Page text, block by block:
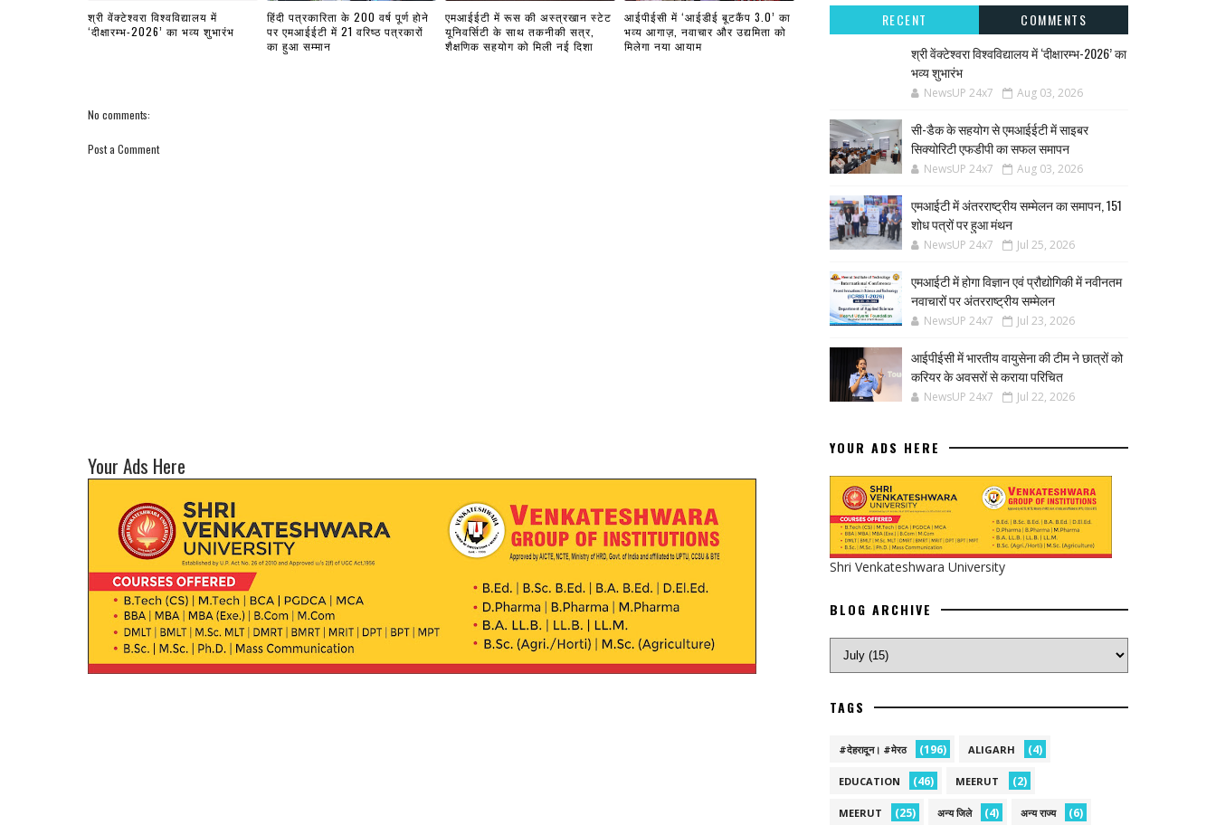
श्री वेंक्टेश्वरा विश्वविद्यालय में
‘दीक्षारम्भ-2026’ का भव्य शुभारंभ
हिंदी पत्रकारिता के 200 वर्ष पूर्ण होने
पर एमआईईटी में 21 वरिष्ठ पत्रकारों
का हुआ सम्मान
एमआईईटी में रूस की अस्त्रखान स्टेट
यूनिवर्सिटी के साथ तकनीकी सत्र,
शैक्षणिक सहयोग को मिली नई दिशा
आईपीईसी में ‘आईडीई बूटकैंप 3.0’ का
भव्य आगाज़, नवाचार और उद्यमिता को
मिलेगा नया आयाम
No comments:
Post a Comment
Your Ads Here
RECENT
COMMENTS
श्री वेंक्टेश्वरा विश्वविद्यालय में ‘दीक्षारम्भ-2026’ का
भव्य शुभारंभ
NewsUP 24x7 Aug 03, 2026
सी-डैक के सहयोग से एमआईईटी में साइबर
सिक्योरिटी एफडीपी का सफल समापन
NewsUP 24x7 Aug 03, 2026
एमआईटी में अंतरराष्ट्रीय सम्मेलन का समापन, 151
शोध पत्रों पर हुआ मंथन
NewsUP 24x7 Jul 25, 2026
एमआईटी में होगा विज्ञान एवं प्रौद्योगिकी में नवीनतम
नवाचारों पर अंतरराष्ट्रीय सम्मेलन
NewsUP 24x7 Jul 23, 2026
आईपीईसी में भारतीय वायुसेना की टीम ने छात्रों को
करियर के अवसरों से कराया परिचित
NewsUP 24x7 Jul 22, 2026
YOUR ADS HERE
Shri Venkateshwara University
BLOG ARCHIVE
TAGS
#देहरादून। #मेरठ (196) ALIGARH (4)
EDUCATION (46) MEERUT (2)
MEERUT (25) अन्य जिले (4) अन्य राज्य (6)